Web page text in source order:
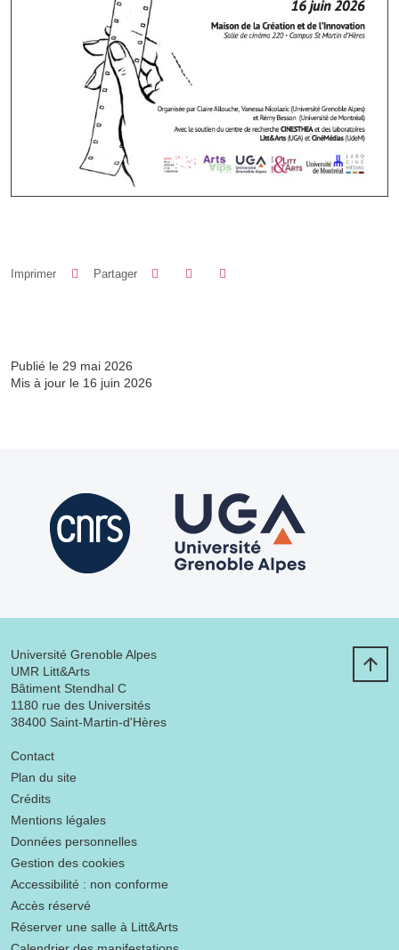
Imprimer Partager Partager sur Facebook
Partager sur LinkedIn
Publié le 29 mai 2026
Mis à jour le 16 juin 2026
Université Grenoble Alpes
UMR Litt&Arts
Bâtiment Stendhal C
1180 rue des Universités
38400 Saint-Martin-d'Hères
Menu footer
Contact
Plan du site
Crédits
Mentions légales
Données personnelles
Gestion des cookies
Accessibilité : non conforme
Accès réservé
Réserver une salle à Litt&Arts